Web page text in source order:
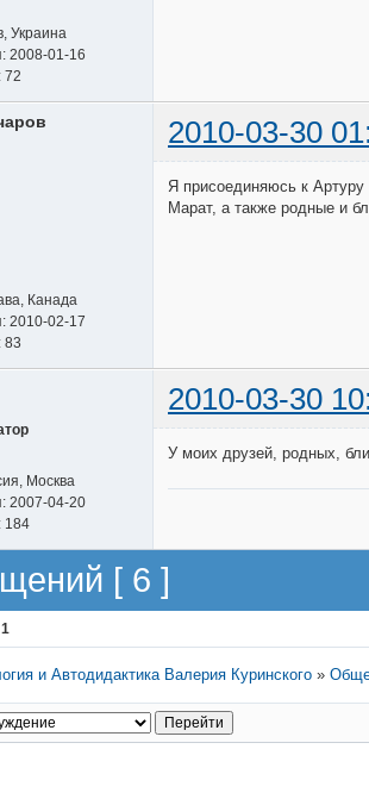
Украина
2008-01-16
72
2010-03-30
Канада
2010-02-17
83
Я присоединяюсь к
Марат, а также родные и
2010-03-30
Москва
2007-04-20
184
У моих друзей, родных,
[ 6 ]
1
и Автодидактика Валерия Куринского »